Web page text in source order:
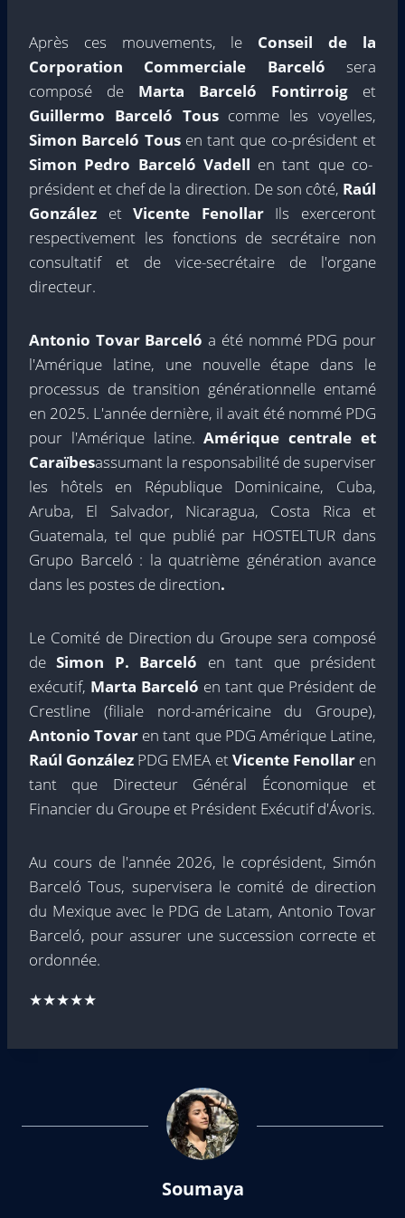
Après ces mouvements, le Conseil de la
Corporation Commerciale Barceló sera
composé de Marta Barceló Fontirroig et
Guillermo Barceló Touscomme les voyelles,
Simon Barceló Tousen tant que co-président et
Simon Pedro Barceló Vadell en tant que co-
président et chef de la direction. De son côté, Raúl
González etVicente Fenollar Ils exerceront
respectivement les fonctions de secrétaire non
consultatif et de vice-secrétaire de l'organe
directeur.
Antonio Tovar Barceló a été nommé PDG pour
l'Amérique latine, une nouvelle étape dans le
processus de transition générationnelle entamé
en 2025. L'année dernière, il avait été nommé PDG
pour l'Amérique latine.Amérique centrale et
Caraïbesassumant la responsabilité de superviser
les hôtels en République Dominicaine, Cuba,
Aruba, El Salvador, Nicaragua, Costa Rica et
Guatemala, tel que publié par HOSTELTUR dans
Grupo Barceló : la quatrième génération avance
dans les postes de direction.
Le Comité de Direction du Groupe sera composé
deSimon P. Barceló en tant que président
exécutif, Marta Barceló en tant que Président de
Crestline (filiale nord-américaine du Groupe),
Antonio Tovar en tant que PDG Amérique Latine,
Raúl González PDG EMEA etVicente Fenollaren
tant que Directeur Général Économique et
Financier du Groupe et Président Exécutif d'Ávoris.
Au cours de l'année 2026, le coprésident, Simón
Barceló Tous, supervisera le comité de direction
du Mexique avec le PDG de Latam, Antonio Tovar
Barceló, pour assurer une succession correcte et
ordonnée.
★★★★★
Soumaya